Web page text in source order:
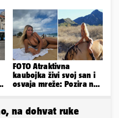
FOTO Atraktivna
kaubojka živi svoj san i
osvaja mreže: Pozira na
na dohvat ruke